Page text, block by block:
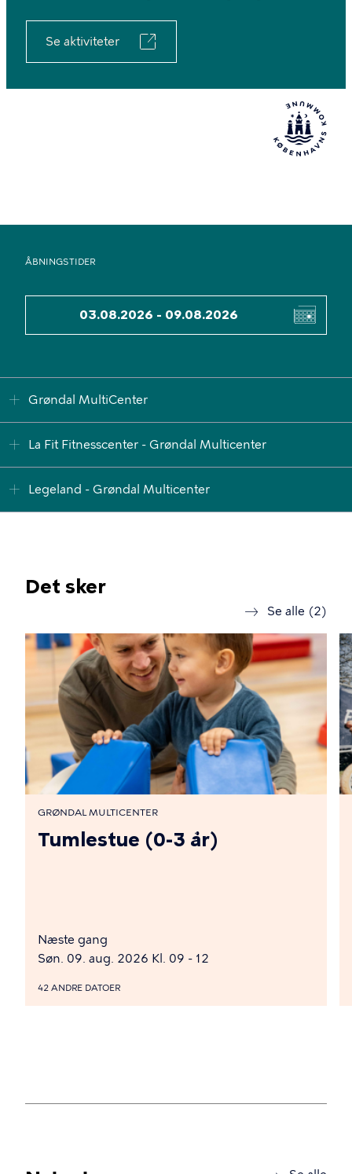
Se aktiviteter
ÅBNINGSTIDER
Grøndal MultiCenter
La Fit Fitnesscenter - Grøndal Multicenter
Legeland - Grøndal Multicenter
Det sker
GRØNDAL MULTICENTER
Tumlestue (0-3 år)
Næste gang
Søn. 09. aug. 2026 Kl. 09 - 12
42 ANDRE DATOER
Se alle (2)